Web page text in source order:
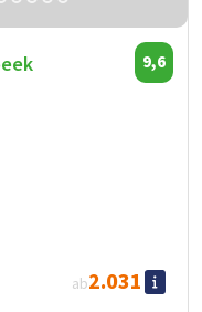
9,6
ab2.031